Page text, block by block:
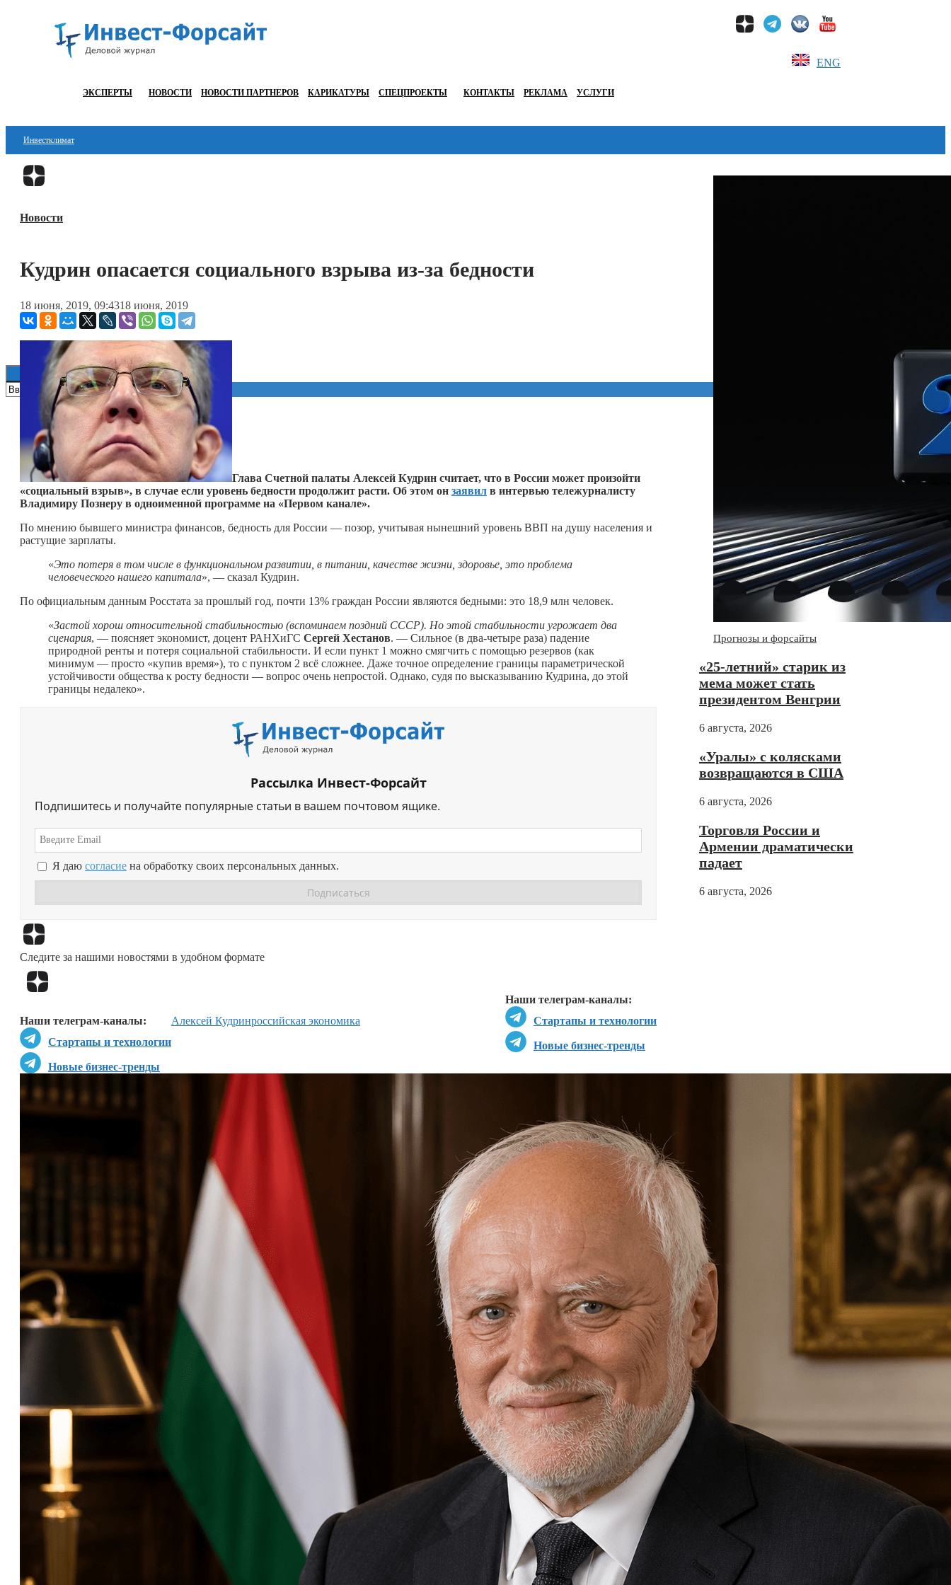
ENG
ЭКСПЕРТЫ НОВОСТИ НОВОСТИ ПАРТНЕРОВ КАРИКАТУРЫ СПЕЦПРОЕКТЫ КОНТАКТЫ РЕКЛАМА УСЛУГИ
Инвестклимат
Финансы
Блокчейн
Технологии
ESG
Книги
Новости
Кудрин опасается социального взрыва из-за бедности
18 июня, 2019, 09:4318 июня, 2019
Глава Счетной палаты Алексей Кудрин считает, что в России может произойти
«социальный взрыв», в случае если уровень бедности продолжит расти. Об этом он заявил в интервью тележурналисту
Владимиру Познеру в одноименной программе на «Первом канале».
По мнению бывшего министра финансов, бедность для России — позор, учитывая нынешний уровень ВВП на душу населения и
растущие зарплаты.
«Это потеря в том числе в функциональном развитии, в питании, качестве жизни, здоровье, это проблема
человеческого нашего капитала», — сказал Кудрин.
По официальным данным Росстата за прошлый год, почти 13% граждан России являются бедными: это 18,9 млн человек.
«Застой хорош относительной стабильностью (вспоминаем поздний СССР). Но этой стабильности угрожает два
сценария, — поясняет экономист, доцент РАНХиГС Сергей Хестанов. — Сильное (в два-четыре раза) падение
природной ренты и потеря социальной стабильности. И если пункт 1 можно смягчить с помощью резервов (как
минимум — просто «купив время»), то с пунктом 2 всё сложнее. Даже точное определение границы параметрической
устойчивости общества к росту бедности — вопрос очень непростой. Однако, судя по высказыванию Кудрина, до этой
границы недалеко».
Рассылка Инвест-Форсайт
Подпишитесь и получайте популярные статьи в вашем почтовом ящике.
Я даю согласие на обработку своих персональных данных.
Следите за нашими новостями в удобном формате
Наши телеграм-каналы:
Стартапы и технологии
Новые бизнес-тренды
Наши телеграм-каналы:
Стартапы и технологии
Новые бизнес-тренды
Алексей Кудринроссийская экономика
Прогнозы и форсайты
«25-летний» старик из
мема может стать
президентом Венгрии
6 августа, 2026
«Уралы» с колясками
возвращаются в США
6 августа, 2026
Торговля России и
Армении драматически
падает
6 августа, 2026